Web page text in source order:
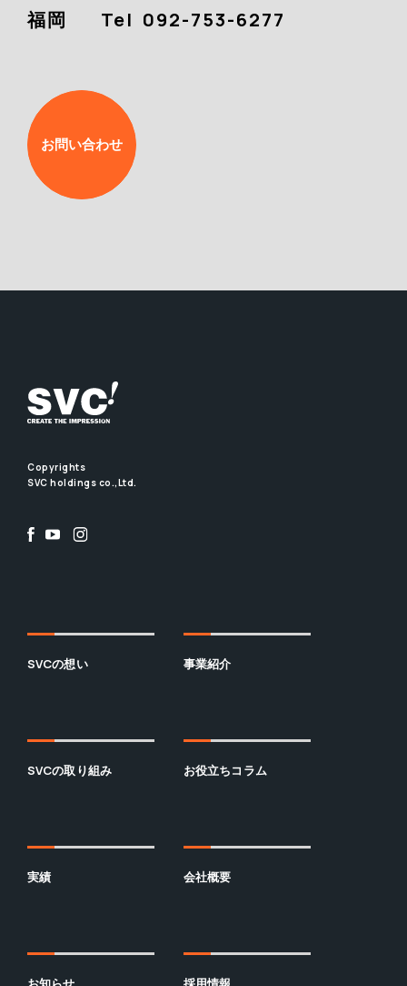
福岡
Tel 092-753-6277
お問い合わせ
Copyrights
SVC holdings co.,Ltd.
SVCの想い 事業紹介
SVCの取り組み お役立ちコラム
実績 会社概要